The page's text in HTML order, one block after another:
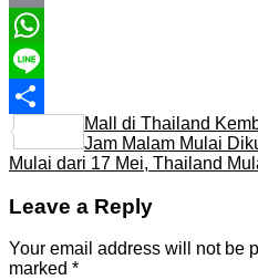
Email
WhatsApp
Line
Share
Mall di Thailand
Jam Malam Mulai
Mulai dari 17 Mei, Thailand
Leave a Reply
Your email address will not be
marked *